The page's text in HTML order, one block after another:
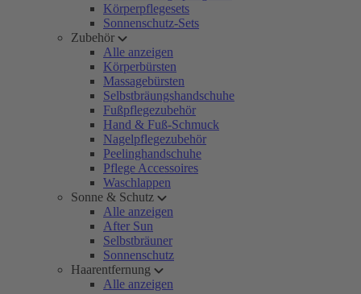
Körperpflegesets
Sonnenschutz-Sets
Zubehör
Alle anzeigen
Körperbürsten
Massagebürsten
Selbstbräungshandschuhe
Fußpflegezubehör
Hand & Fuß-Schmuck
Nagelpflegezubehör
Peelinghandschuhe
Pflege Accessoires
Waschlappen
Sonne & Schutz
Alle anzeigen
After Sun
Selbstbräuner
Sonnenschutz
Haarentfernung
Alle anzeigen